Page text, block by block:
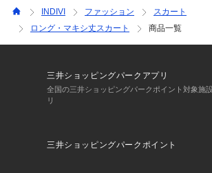
INDIVI ファッション
スカート
ロング・マキシ丈スカート
商品一覧
三井ショッピングパークアプリ
全国の三井ショッピングパークポイント対象施
リ
三井ショッピングパークポイント